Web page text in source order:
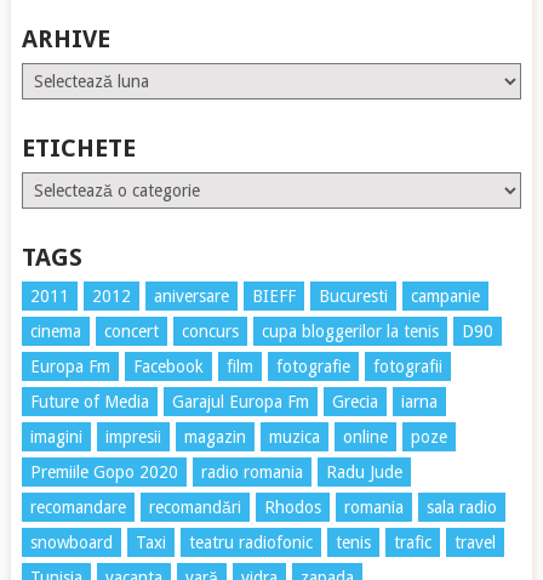
ARHIVE
Arhive
ETICHETE
Etichete
TAGS
2011 2012 aniversare BIEFF Bucuresti
campanie
cinema
concert concurs cupa bloggerilor la tenis
D90
Europa Fm
Facebook film fotografie
fotografii
Future of Media
Garajul Europa Fm Grecia
iarna
imagini
impresii magazin muzica online
poze
Premiile Gopo 2020
radio romania
Radu Jude
recomandare
recomandări Rhodos romania
sala radio
snowboard
Taxi teatru radiofonic tenis trafic
travel